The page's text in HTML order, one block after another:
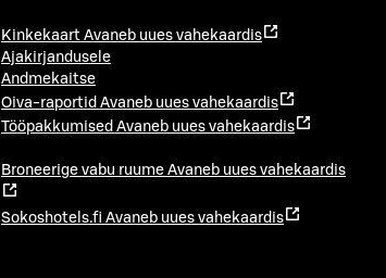
Kinkekaart Avaneb uues vahekaardis
Ajakirjandusele
Andmekaitse
Oiva-raportid Avaneb uues vahekaardis
Tööpakkumised Avaneb uues vahekaardis
Broneerige vabu ruume Avaneb uues vahekaardis
Sokoshotels.fi Avaneb uues vahekaardis